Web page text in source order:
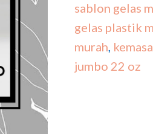
sablon gelas
gelas plastik
murah,
jumbo 22 oz